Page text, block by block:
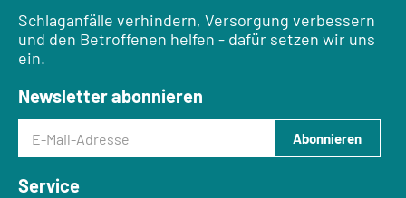
Schlaganfälle verhindern, Versorgung verbessern
und den Betroffenen helfen - dafür setzen wir uns
ein.
Newsletter abonnieren
Abonnieren
Service